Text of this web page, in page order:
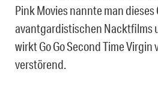
Pink Movies nannte man dieses
avantgardistischen Nacktfilms
wirkt Go Go Second Time
verstörend.